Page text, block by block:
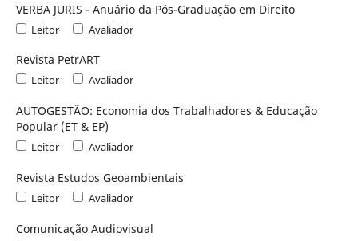
VERBA JURIS - Anuário da Pós-Graduação em Direito
Leitor Avaliador
Revista PetrART
Leitor Avaliador
AUTOGESTÃO: Economia dos Trabalhadores & Educação
Popular (ET & EP)
Leitor Avaliador
Revista Estudos Geoambientais
Leitor Avaliador
Comunicação Audiovisual